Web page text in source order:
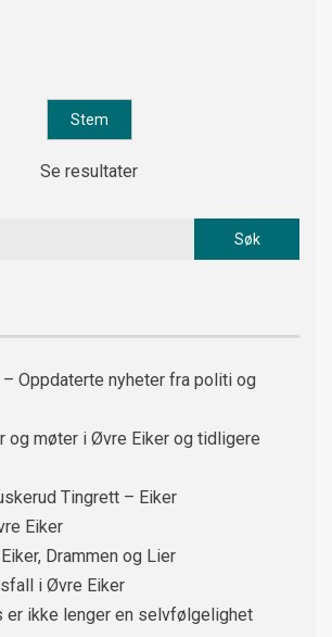
Se resultater
– Oppdaterte nyheter fra politi og
og møter i Øvre Eiker og tidligere
Tingrett – Eiker
Eiker
Drammen og Lier
i Øvre Eiker
er ikke lenger en selvfølgelighet